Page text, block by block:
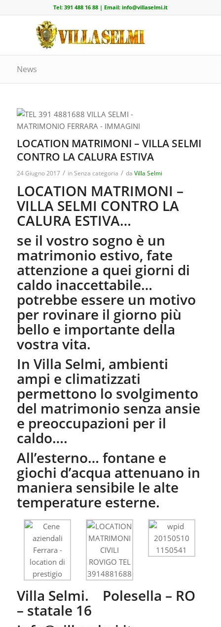
Tel: 391 488 16 88| Email: info@villaselmi.it
News
LOCATION MATRIMONI – VILLA SELMI
CONTRO LA CALURA ESTIVA
24 Giugno 2017 / inSenza categoria / da Villa Selmi
LOCATION MATRIMONI –
VILLA SELMI CONTRO LA
CALURA ESTIVA…
se il vostro sogno è un
matrimonio estivo, fate
attenzione a quei giorni di
caldo inaccettabile…
potrebbe essere un motivo
per rovinare il giorno più
bello e importante della
vostra vita.
In Villa Selmi, ambienti
ampi e climatizzati
permettono lo svolgimento
del matrimonio senza ansie
e preoccupazioni per il
caldo….
All’esterno… fontane e
giochi d’acqua attenuano in
maniera sensibile le alte
temperature esterne.
Villa Selmi. Polesella – RO
– statale 16